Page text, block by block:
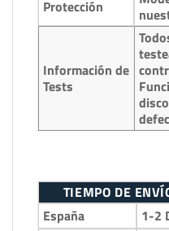
Protección
Información de
Tests
TIEMPO DE
España
1-2